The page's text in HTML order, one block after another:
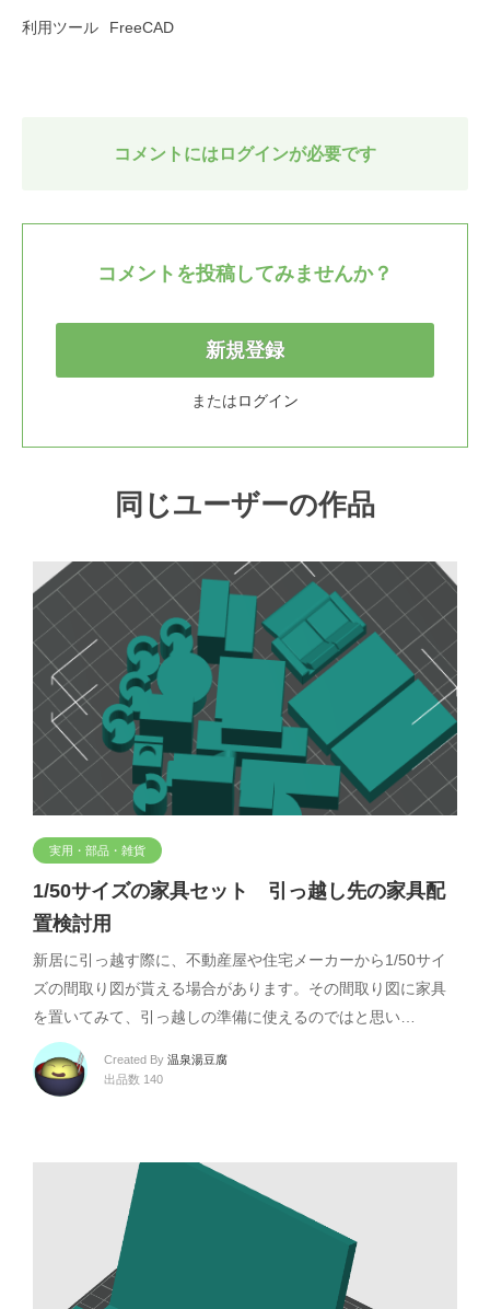
利用ツール FreeCAD
コメントにはログインが必要です
コメントを投稿してみませんか？
新規登録
またはログイン
同じユーザーの作品
実用・部品・雑貨
1/50サイズの家具セット 引っ越し先の家具配
置検討用
新居に引っ越す際に、不動産屋や住宅メーカーから1/50サイ
ズの間取り図が貰える場合があります。その間取り図に家具
を置いてみて、引っ越しの準備に使えるのではと思い…
Created By 温泉湯豆腐
出品数 140